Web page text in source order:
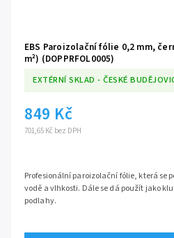
EBS Paroizolační fólie 0,2 mm,
m²) (DOPPRFOL0005)
EXTÉRNÍ SKLAD - ČESKÉ
701,65 Kč bez DPH
849 Kč
Profesionální paroizolační fólie, která se
vodě a vlhkosti. Dále se dá použít jako
podlahy.